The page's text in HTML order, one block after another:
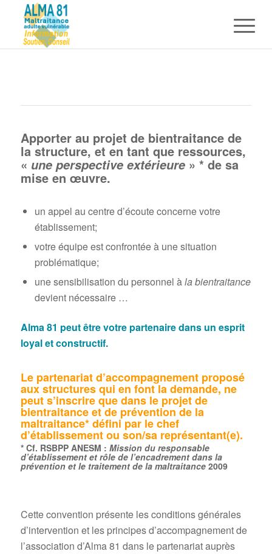
Apporter au projet de bientraitance de
la structure, et en tant que ressources,
« une perspective extérieure» * de sa
mise en œuvre.
un appel au centre d’écoute concerne votre
établissement;
votre équipe est confrontée à une situation
problématique;
une sensibilisation du personnel àla bientraitance
devient nécessaire …
Alma 81 peut être votre partenaire dans un esprit
loyal et constructif.
Le partenariat d’accompagnement proposé
aux structures qui en font la demande, ne
peut s’inscrire que dans le projet de
bientraitance et de prévention de la
maltraitance* défini par le chef
d’établissement ou son/sa représentant(e).
* Cf. RSBPP ANESM : Mission du responsable
d’établissement et rôle de l’encadrement dans la
prévention et le traitement de la maltraitance 2009
Cette convention présente les conditions générales
d’intervention et les principes d’accompagnement de
l’association d’Alma 81 dans le partenariat auprès